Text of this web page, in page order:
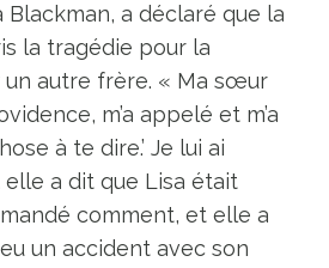
Blackman, a déclaré que la
la tragédie pour la
autre frère. « Ma sœur
m’a appelé et m’a
à te dire.’ Je lui ai
a dit que Lisa était
comment, et elle a
un accident avec son